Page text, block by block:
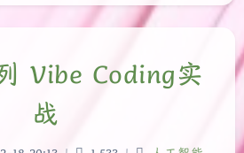
Vibe Coding实
战